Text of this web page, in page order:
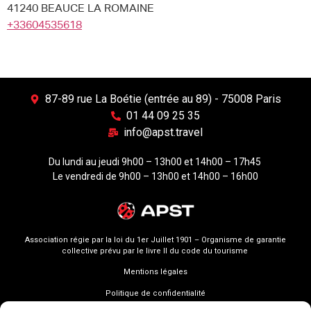
41240 BEAUCE LA ROMAINE
+33604535618
87-89 rue La Boétie (entrée au 89) - 75008 Paris
01 44 09 25 35
info@apst.travel
Du lundi au jeudi 9h00 – 13h00 et 14h00 – 17h45
Le vendredi de 9h00 – 13h00 et 14h00 – 16h00
Association régie par la loi du 1er Juillet 1901 – Organisme de garantie
collective prévu par le livre II du code du tourisme
Mentions légales
Politique de confidentialité